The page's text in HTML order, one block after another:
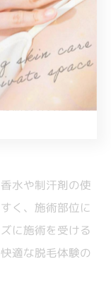
切です。日焼け
とがあるため、
も心がけてく
められる場合が
自己処理を行い
水や制汗剤の使
く、施術部位に
に施術を受ける
適な脱毛体験の